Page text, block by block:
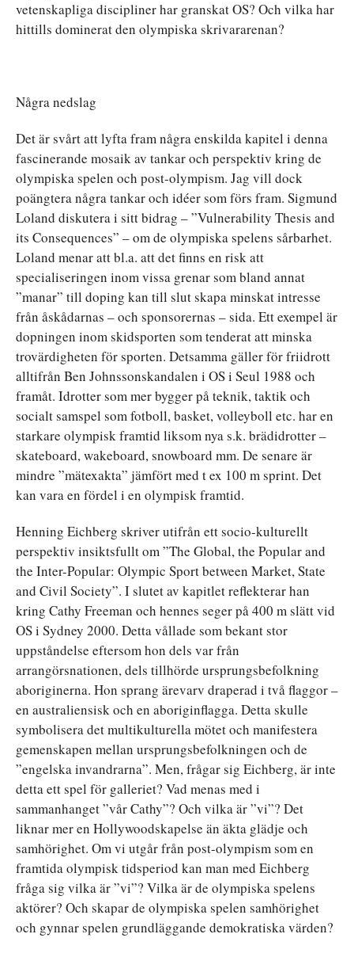
vetenskapliga discipliner har granskat OS? Och vilka har
hittills dominerat den olympiska skrivararenan?
Några nedslag
Det är svårt att lyfta fram några enskilda kapitel i denna
fascinerande mosaik av tankar och perspektiv kring de
olympiska spelen och post-olympism. Jag vill dock
poängtera några tankar och idéer som förs fram. Sigmund
Loland diskutera i sitt bidrag – ”Vulnerability Thesis and
its Consequences” – om de olympiska spelens sårbarhet.
Loland menar att bl.a. att det finns en risk att
specialiseringen inom vissa grenar som bland annat
”manar” till doping kan till slut skapa minskat intresse
från åskådarnas – och sponsorernas – sida. Ett exempel är
dopningen inom skidsporten som tenderat att minska
trovärdigheten för sporten. Detsamma gäller för friidrott
alltifrån Ben Johnssonskandalen i OS i Seul 1988 och
framåt. Idrotter som mer bygger på teknik, taktik och
socialt samspel som fotboll, basket, volleyboll etc. har en
starkare olympisk framtid liksom nya s.k. brädidrotter –
skateboard, wakeboard, snowboard mm. De senare är
mindre ”mätexakta” jämfört med t ex 100 m sprint. Det
kan vara en fördel i en olympisk framtid.
Henning Eichberg skriver utifrån ett socio-kulturellt
perspektiv insiktsfullt om ”The Global, the Popular and
the Inter-Popular: Olympic Sport between Market, State
and Civil Society”. I slutet av kapitlet reflekterar han
kring Cathy Freeman och hennes seger på 400 m slätt vid
OS i Sydney 2000. Detta vållade som bekant stor
uppståndelse eftersom hon dels var från
arrangörsnationen, dels tillhörde ursprungsbefolkning
aboriginerna. Hon sprang ärevarv draperad i två flaggor –
en australiensisk och en aboriginflagga. Detta skulle
symbolisera det multikulturella mötet och manifestera
gemenskapen mellan ursprungsbefolkningen och de
”engelska invandrarna”. Men, frågar sig Eichberg, är inte
detta ett spel för galleriet? Vad menas med i
sammanhanget ”vår Cathy”? Och vilka är ”vi”? Det
liknar mer en Hollywoodskapelse än äkta glädje och
samhörighet. Om vi utgår från post-olympism som en
framtida olympisk tidsperiod kan man med Eichberg
fråga sig vilka är ”vi”? Vilka är de olympiska spelens
aktörer? Och skapar de olympiska spelen samhörighet
och gynnar spelen grundläggande demokratiska värden?